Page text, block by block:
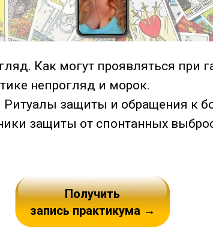
Как могут проявляться при
непрогляд и морок.
Ритуалы защиты и обращения к
защиты от спонтанных
Получить
запись практикума →